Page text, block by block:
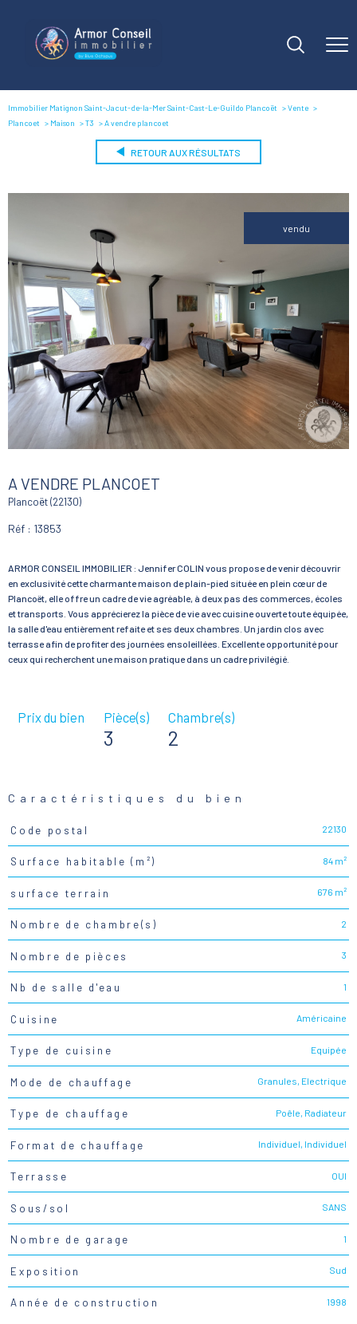
Immobilier Matignon Saint-Jacut-de-la-Mer Saint-Cast-Le-Guildo Plancoët
Vente
Plancoet
Maison T3 A vendre plancoet
RETOUR AUX RÉSULTATS
vendu
A VENDRE PLANCOET
Plancoët (22130)
Réf : 13853
ARMOR CONSEIL IMMOBILIER : Jennifer COLIN vous propose de venir découvrir
en exclusivité cette charmante maison de plain-pied située en plein cœur de
Plancoët, elle offre un cadre de vie agréable, à deux pas des commerces, écoles
et transports. Vous apprécierez la pièce de vie avec cuisine ouverte toute équipée,
la salle d'eau entièrement refaite et ses deux chambres. Un jardin clos avec
terrasse afin de profiter des journées ensoleillées. Excellente opportunité pour
ceux qui recherchent une maison pratique dans un cadre privilégié.
Prix du bien Pièce(s)
3
Chambre(s)
2
Caractéristiques du bien
Caractéristiques
Code postal 22130
Surface habitable (m²) 84 m²
surface terrain 676 m²
Nombre de chambre(s) 2
Nombre de pièces 3
Nb de salle d'eau 1
Cuisine Américaine
Type de cuisine Equipée
Mode de chauffage Granules, Electrique
Type de chauffage Poêle, Radiateur
Format de chauffage Individuel, Individuel
Terrasse OUI
Sous/sol SANS
Nombre de garage 1
Exposition Sud
Année de construction 1998